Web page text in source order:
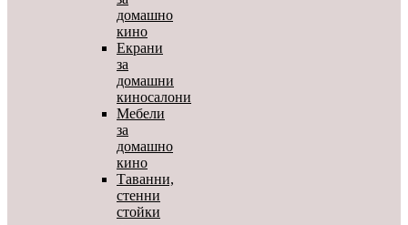
домашно
кино
Екрани
за
домашни
киносалони
Мебели
за
домашно
кино
Таванни,
стенни
стойки